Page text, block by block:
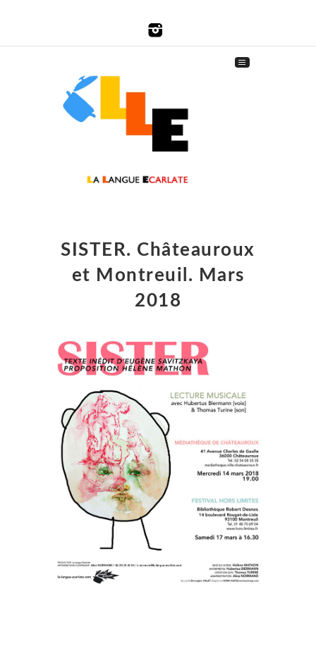
SISTER. Châteauroux
et Montreuil. Mars
2018